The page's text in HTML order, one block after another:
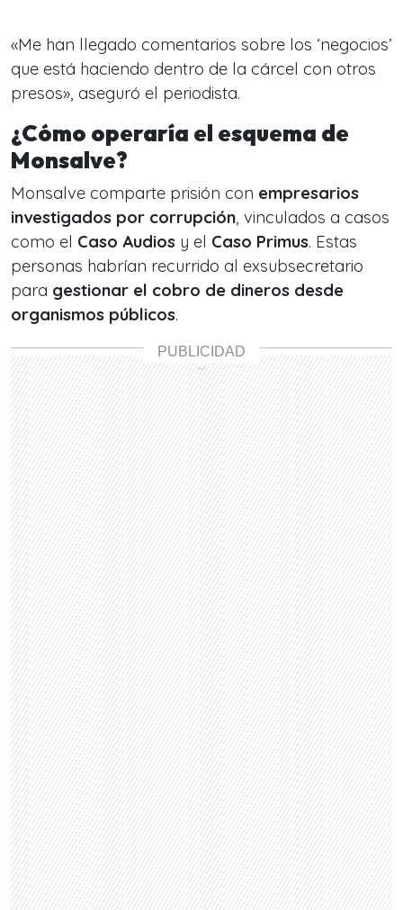
«Me han llegado comentarios sobre los ‘negocios’
que está haciendo dentro de la cárcel con otros
presos», aseguró el periodista.
¿Cómo operaría el esquema de
Monsalve?
Monsalve comparte prisión con empresarios
investigados por corrupción, vinculados a casos
como el Caso Audios y el Caso Primus. Estas
personas habrían recurrido al exsubsecretario
para gestionar el cobro de dineros desde
organismos públicos.